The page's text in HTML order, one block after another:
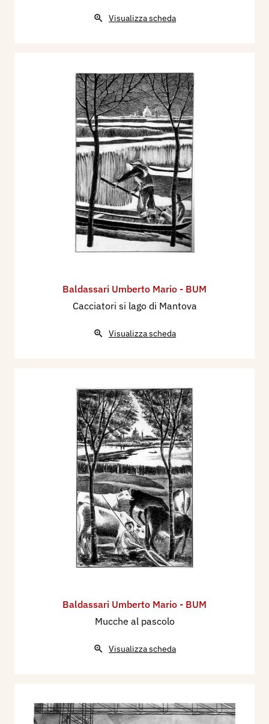
Visualizza scheda
Baldassari Umberto Mario - BUM
Cacciatori si lago di Mantova
Visualizza scheda
Baldassari Umberto Mario - BUM
Mucche al pascolo
Visualizza scheda